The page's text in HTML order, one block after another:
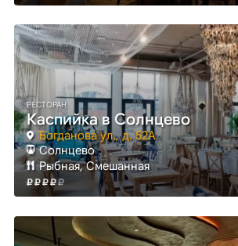
РЕСТОРАН
Каспийка в Солнцево
Богданова ул., д. 52А
Солнцево
Рыбная, Смешанная